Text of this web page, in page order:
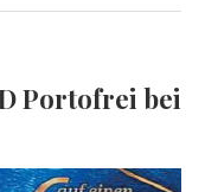
Portofrei bei